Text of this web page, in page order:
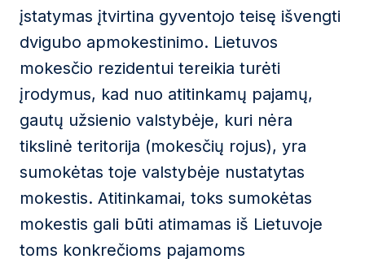
įstatymas įtvirtina gyventojo teisę išvengti
dvigubo apmokestinimo. Lietuvos
mokesčio rezidentui tereikia turėti
įrodymus, kad nuo atitinkamų pajamų,
gautų užsienio valstybėje, kuri nėra
tikslinė teritorija (mokesčių rojus), yra
sumokėtas toje valstybėje nustatytas
mokestis. Atitinkamai, toks sumokėtas
mokestis gali būti atimamas iš Lietuvoje
toms konkrečioms pajamoms